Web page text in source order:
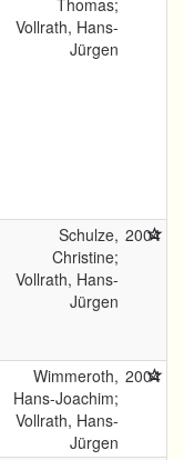
Thomas;
Vollrath, Hans-
Jürgen
Schulze,
Christine;
Vollrath, Hans-
Jürgen
2004
Wimmeroth,
Hans-Joachim;
Vollrath, Hans-
Jürgen
2004